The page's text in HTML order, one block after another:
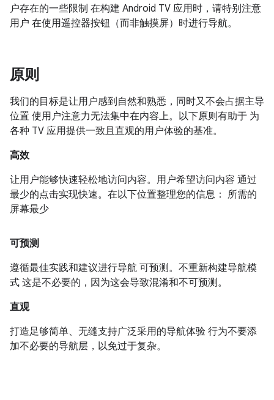
户存在的一些限制 在构建 Android TV 应用时，请特别注意
用户 在使用遥控器按钮（而非触摸屏）时进行导航。
原则
我们的目标是让用户感到自然和熟悉，同时又不会占据主导
位置 使用户注意力无法集中在内容上。以下原则有助于 为
各种 TV 应用提供一致且直观的用户体验的基准。
高效
让用户能够快速轻松地访问内容。用户希望访问内容 通过
最少的点击实现快速。在以下位置整理您的信息： 所需的
屏幕最少
可预测
遵循最佳实践和建议进行导航 可预测。不重新构建导航模
式 这是不必要的，因为这会导致混淆和不可预测。
直观
打造足够简单、无缝支持广泛采用的导航体验 行为不要添
加不必要的导航层，以免过于复杂。